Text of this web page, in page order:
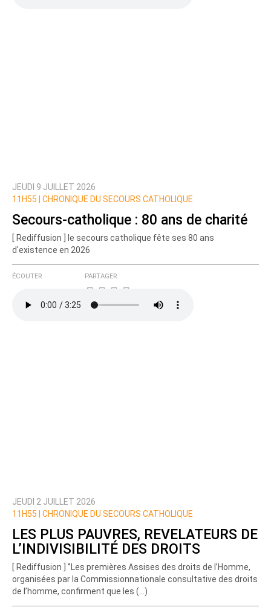
JEUDI 9 JUILLET 2026
11H55 |
CHRONIQUE DU SECOURS CATHOLIQUE
Secours-catholique : 80 ans de charité
[ Rediffusion ] le secours catholique fête ses 80 ans
d'existence en 2026
ÉCOUTER PARTAGER
JEUDI 2 JUILLET 2026
11H55 |
CHRONIQUE DU SECOURS CATHOLIQUE
LES PLUS PAUVRES, REVELATEURS DE
L’INDIVISIBILITÉ DES DROITS
[ Rediffusion ] ‘’Les premières Assises des droits de l’Homme,
organisées par la Commissionnationale consultative des droits
de l’homme, confirment que les (…)